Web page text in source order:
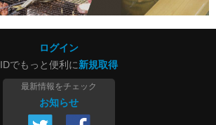
ログイン
IDでもっと便利に新規取得
最新情報をチェック
お知らせ